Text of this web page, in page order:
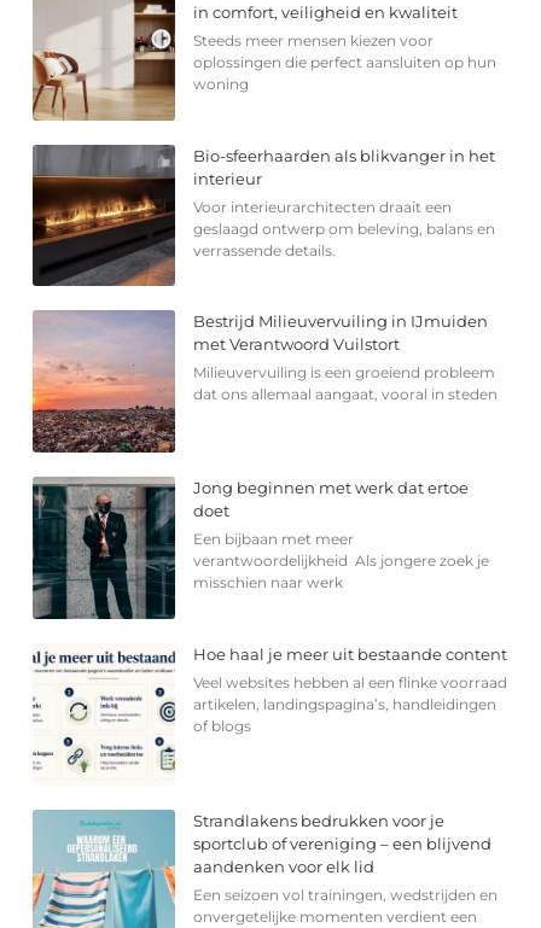
in comfort, veiligheid en kwaliteit
Steeds meer mensen kiezen voor
oplossingen die perfect aansluiten op hun
woning
Bio-sfeerhaarden als blikvanger in het
interieur
Voor interieurarchitecten draait een
geslaagd ontwerp om beleving, balans en
verrassende details.
Bestrijd Milieuvervuiling in IJmuiden
met Verantwoord Vuilstort
Milieuvervuiling is een groeiend probleem
dat ons allemaal aangaat, vooral in steden
Jong beginnen met werk dat ertoe
doet
Een bijbaan met meer
verantwoordelijkheid Als jongere zoek je
misschien naar werk
Hoe haal je meer uit bestaande content
Veel websites hebben al een flinke voorraad
artikelen, landingspagina’s, handleidingen
of blogs
Strandlakens bedrukken voor je
sportclub of vereniging – een blijvend
aandenken voor elk lid
Een seizoen vol trainingen, wedstrijden en
onvergetelijke momenten verdient een